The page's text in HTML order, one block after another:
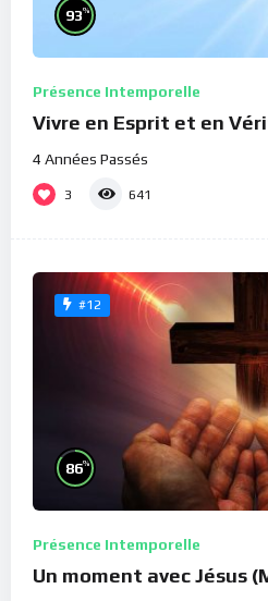
93%
Présence Intemporelle
Vivre en Esprit et en
4 Années Passés
3 641
#12
86%
Présence Intemporelle
Un moment avec Jésus